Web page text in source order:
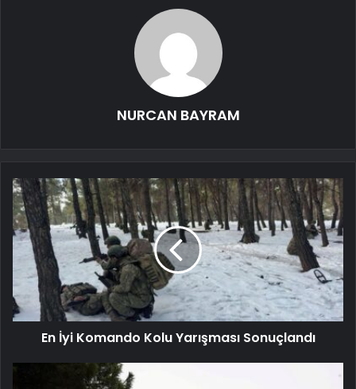
NURCAN BAYRAM
En İyi Komando Kolu Yarışması Sonuçlandı